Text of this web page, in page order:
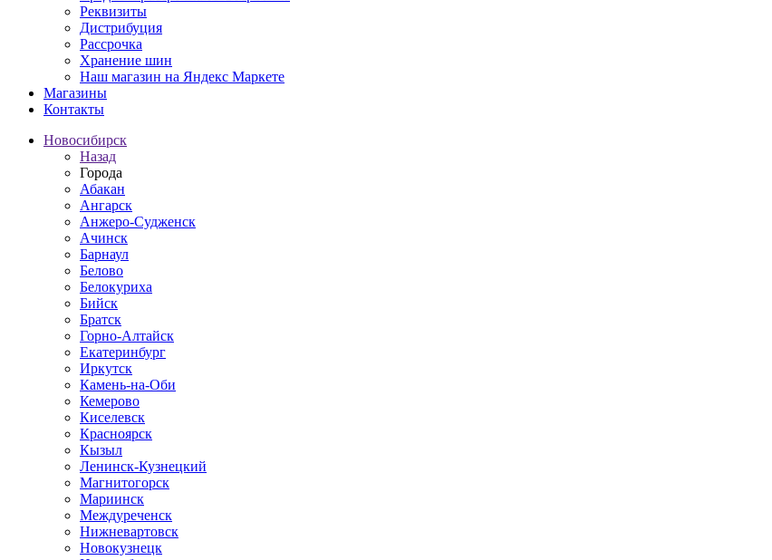
Реквизиты
Дистрибуция
Рассрочка
Хранение шин
Наш магазин на Яндекс Маркете
Магазины
Контакты
Новосибирск
Назад
Города
Абакан
Ангарск
Анжеро-Судженск
Ачинск
Барнаул
Белово
Белокуриха
Бийск
Братск
Горно-Алтайск
Екатеринбург
Иркутск
Камень-на-Оби
Кемерово
Киселевск
Красноярск
Кызыл
Ленинск-Кузнецкий
Магнитогорск
Мариинск
Междуреченск
Нижневартовск
Новокузнецк